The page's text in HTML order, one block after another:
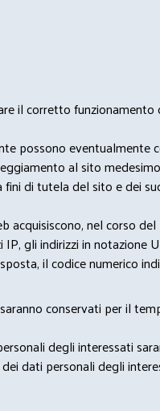
il corretto funzionamento
possono
al sito
di tutela del sito e dei
nel corso
gli indirizzi in
il codice numerico
conservati per il
degli interessati
personali degli